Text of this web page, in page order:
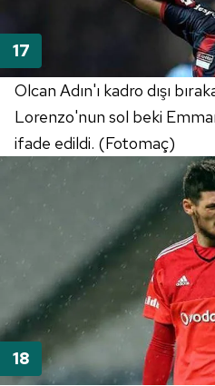
Olcan Adın'ı kadro dışı
Lorenzo'nun sol beki
ifade edildi. (Fotomaç)